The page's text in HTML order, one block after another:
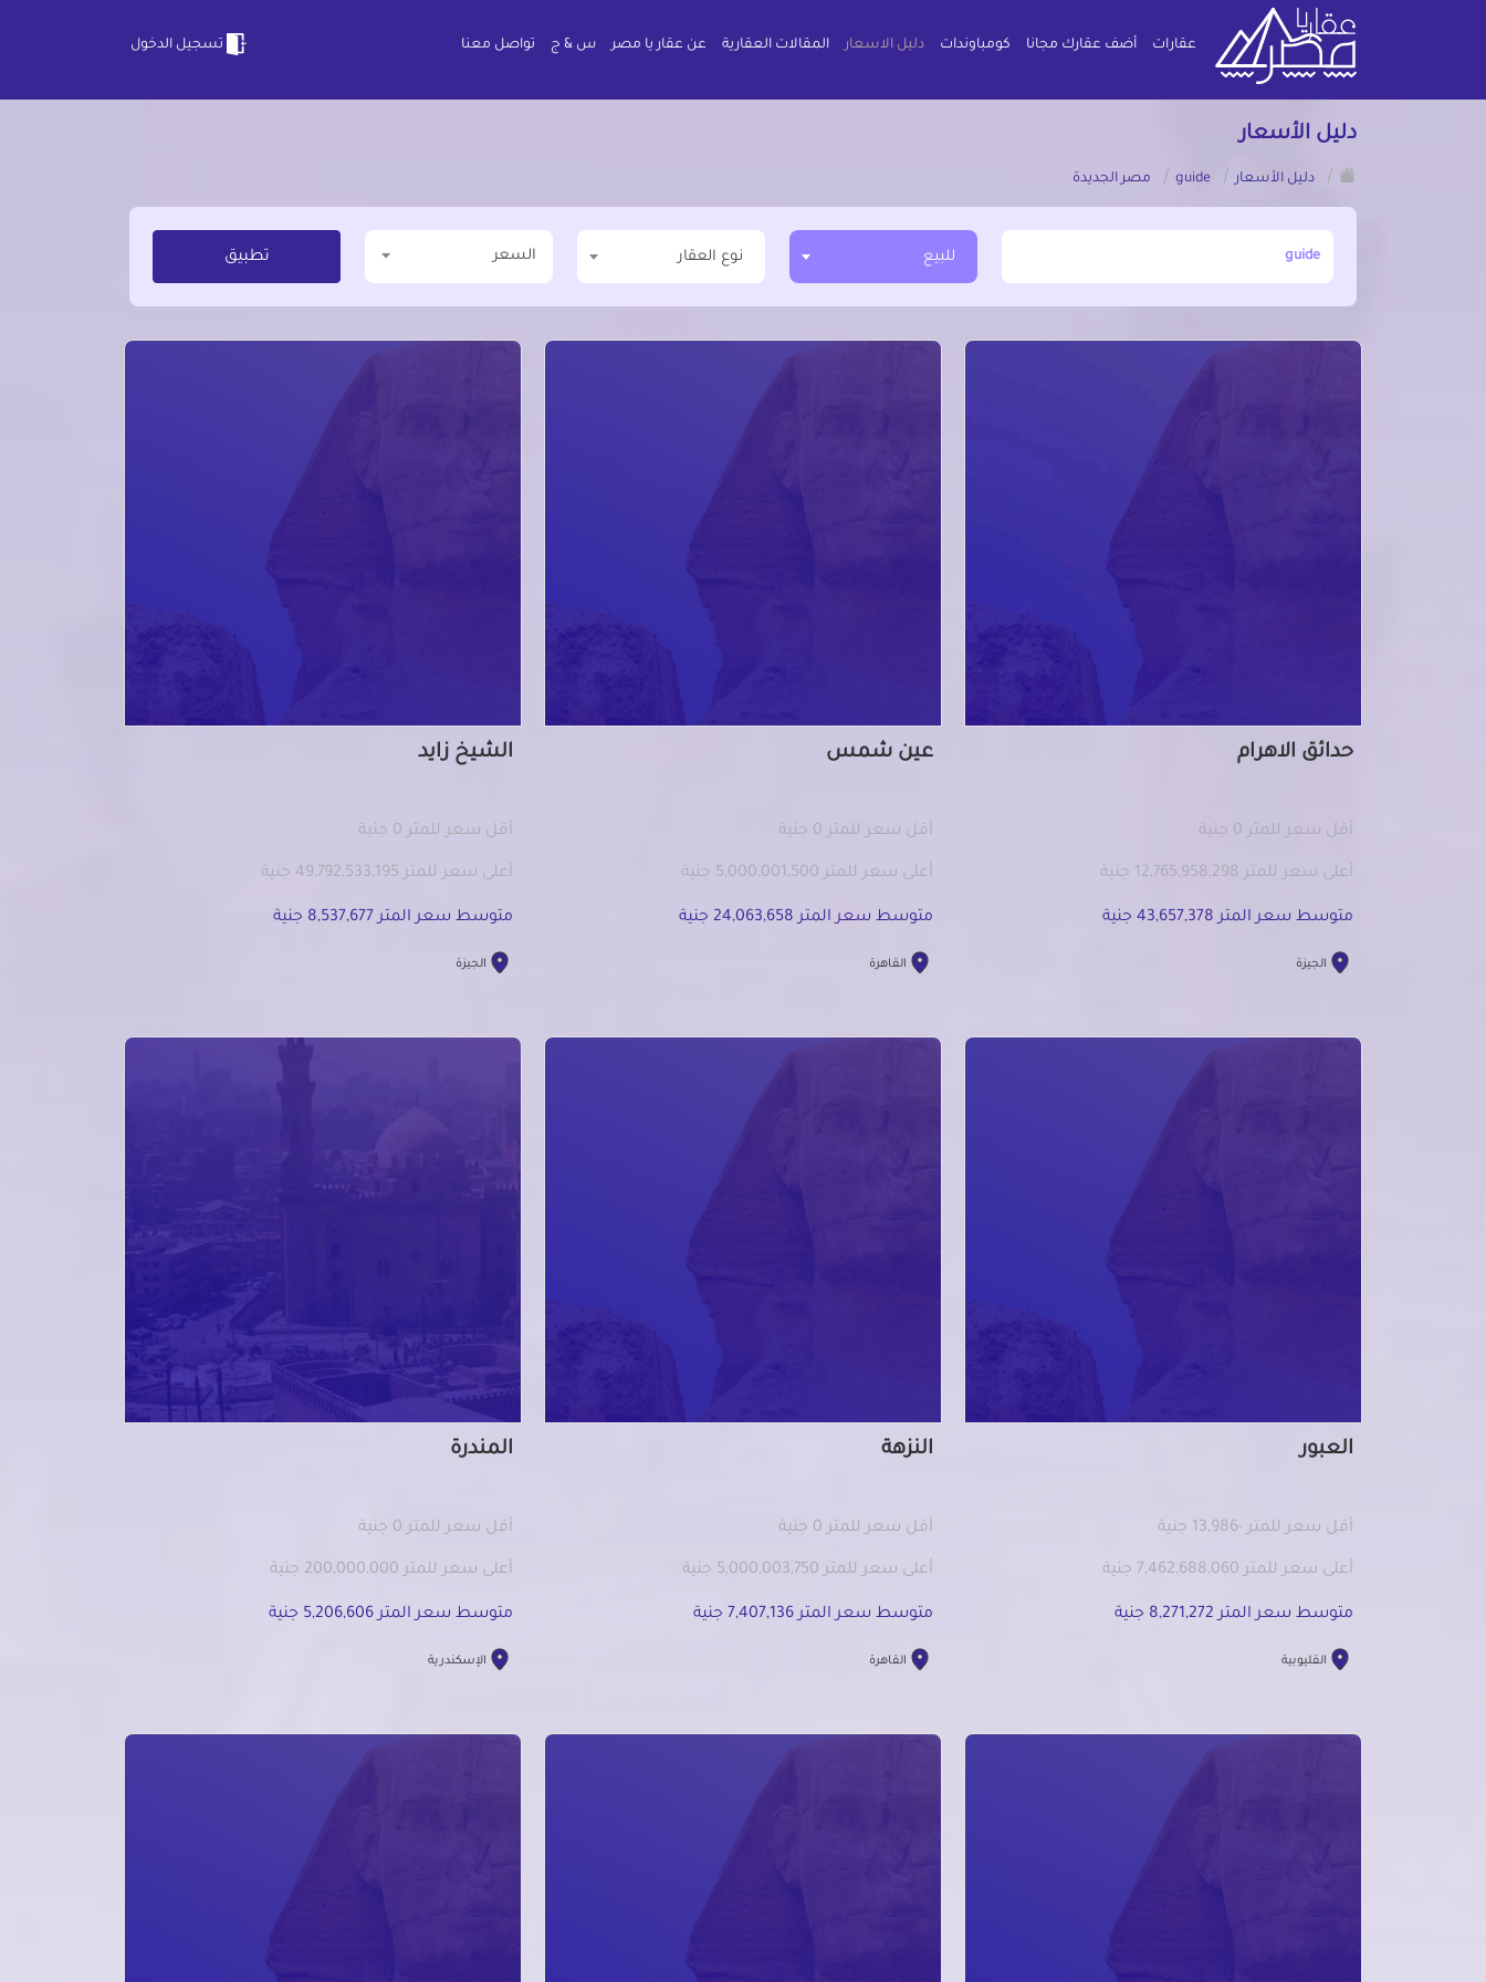
عقارات أضف عقارك مجانا كومباوندات دليل الاسعار المقالات العقارية عن عقار يا مصر س & ج تواصل معنا تسجيل الدخول
دليل الأسعار
/
دليل الأسعار /
guide
/ مصر الجديدة
أبحث عن مدينة, محافظة, حي للبيع نوع العقار السعر تطبيق
حدائق الاهرام
أقل سعر للمتر 0 جنية
أعلى سعر للمتر 12,765,958,298 جنية
متوسط سعر المتر 43,657,378 جنية
الجيزة
عين شمس
أقل سعر للمتر 0 جنية
أعلى سعر للمتر 5,000,001,500 جنية
متوسط سعر المتر 24,063,658 جنية
القاهرة
الشيخ زايد
أقل سعر للمتر 0 جنية
أعلى سعر للمتر 49,792,533,195 جنية
متوسط سعر المتر 8,537,677 جنية
الجيزة
العبور
أقل سعر للمتر -13,986 جنية
أعلى سعر للمتر 7,462,688,060 جنية
متوسط سعر المتر 8,271,272 جنية
القليوبية
النزهة
أقل سعر للمتر 0 جنية
أعلى سعر للمتر 5,000,003,750 جنية
متوسط سعر المتر 7,407,136 جنية
القاهرة
المندرة
أقل سعر للمتر 0 جنية
أعلى سعر للمتر 200,000,000 جنية
متوسط سعر المتر 5,206,606 جنية
الإسكندرية